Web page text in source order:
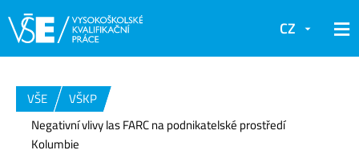
CZ
VŠE
VŠKP
Negativní vlivy las FARC na podnikatelské prostředí
Kolumbie